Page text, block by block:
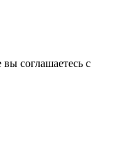
соглашаетесь с